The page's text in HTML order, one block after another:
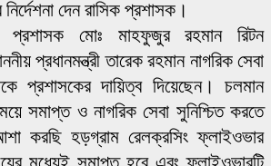
দেন রাসিক প্রশাসক।
প্রশাসক মোঃ মাহফুজুর রহমান রিটন
প্রধানমন্ত্রী তারেক রহমান নাগরিক সেবা
প্রশাসকের দায়িত্ব দিয়েছেন। চলমান
সমাপ্ত ও নাগরিক সেবা সুনিশ্চিত করতে
করছি হড়গ্রাম রেলক্রসিং ফ্লাইওভার